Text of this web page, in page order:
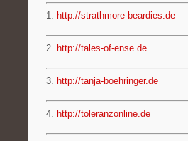
1. http://strathmore-beardies.de
2. http://tales-of-ense.de
3. http://tanja-boehringer.de
4. http://toleranzonline.de